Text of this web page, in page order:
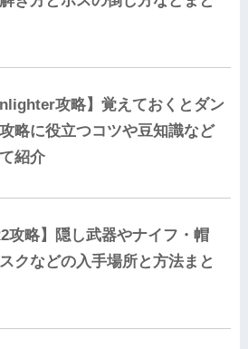
攻略】覚えておくとダン
略に役立つコツや豆知識など
紹介
攻略】隠し武器やナイフ・帽
クなどの入手場所と方法まと